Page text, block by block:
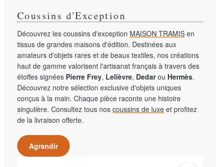
Coussins d'Exception
Découvrez les coussins d'exception MAISON TRAMIS en
tissus de grandes maisons d'édition. Destinées aux
amateurs d'objets rares et de beaux textiles, nos créations
haut de gamme valorisent l'artisanat français à travers des
étoffes signées Pierre Frey, Lelièvre, Dedarou Hermès.
Découvrez notre sélection exclusive d'objets uniques
conçus à la main. Chaque pièce raconte une histoire
singulière. Consultez tous nos coussins de luxe et profitez
de la livraison offerte.
Agrandir